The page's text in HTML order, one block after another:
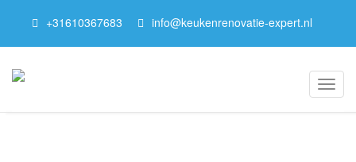
+31610367683 info@keukenrenovatie-expert.nl